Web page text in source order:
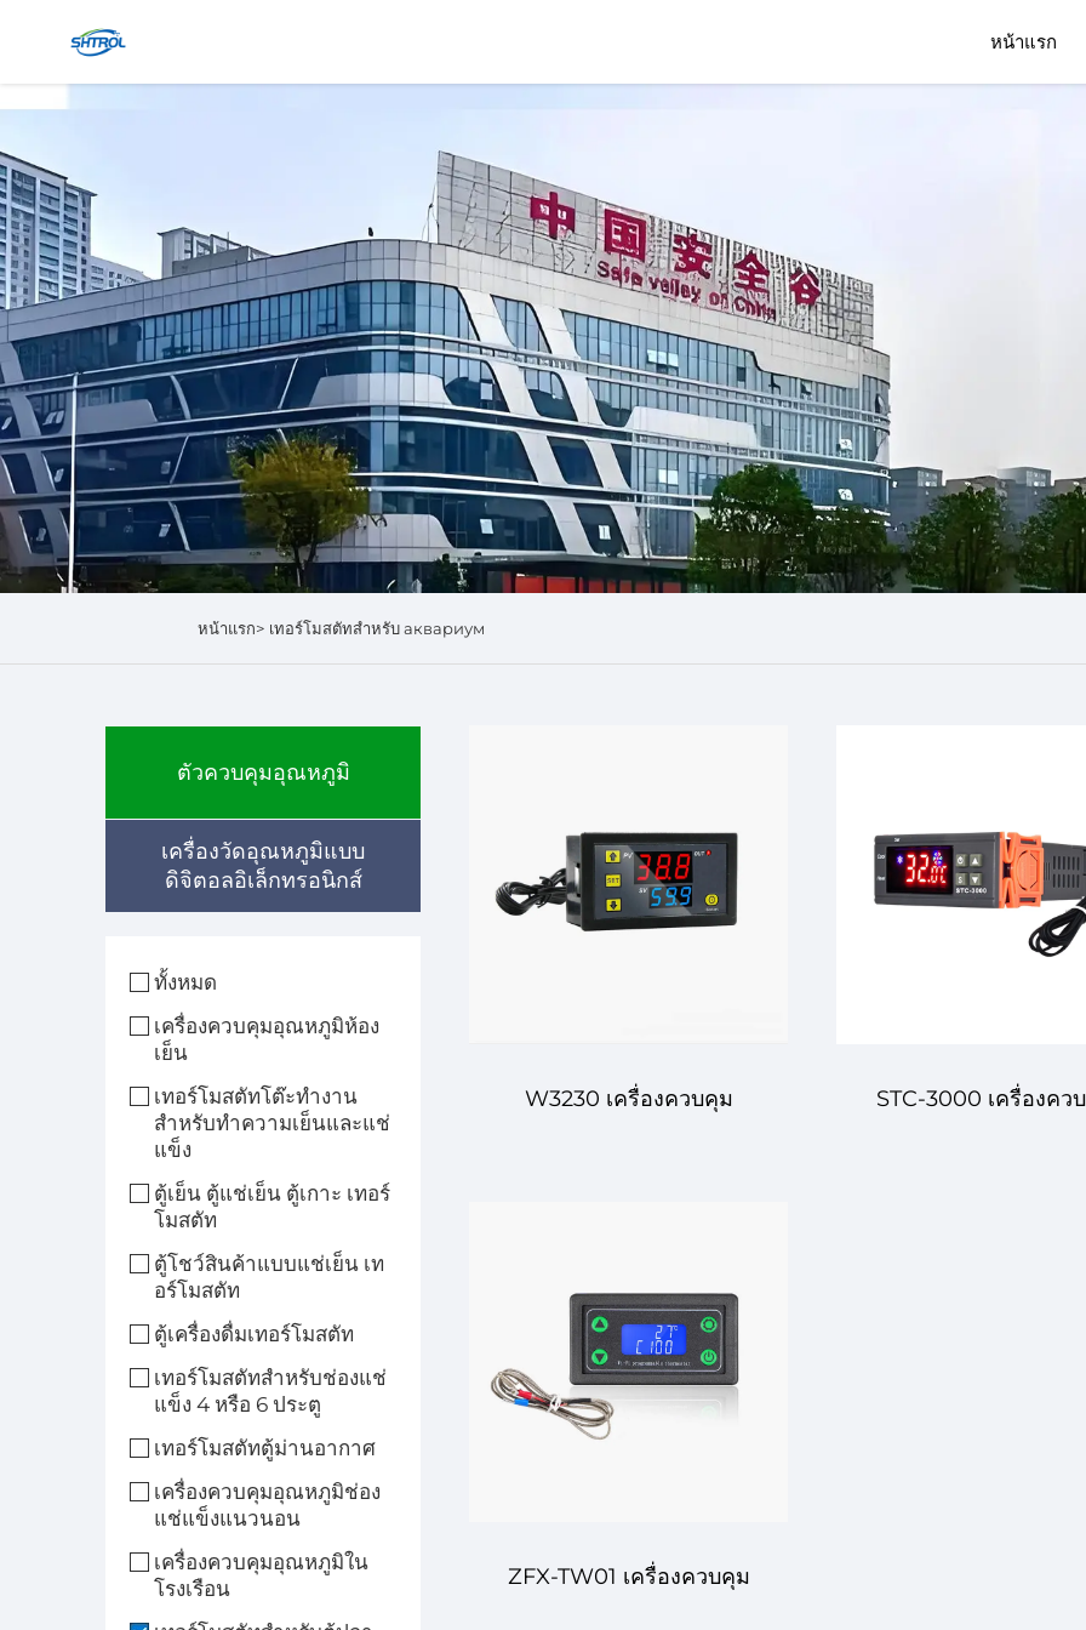
หน้าแรก
หน้าแรก> เทอร์โมสตัทสำหรับ аквариум
ตัวควบคุมอุณหภูมิ
เครื่องวัดอุณหภูมิแบบ
ดิจิตอลอิเล็กทรอนิกส์
ทั้งหมด
เครื่องควบคุมอุณหภูมิห้อง
เย็น
เทอร์โมสตัทโต๊ะทำงาน
สำหรับทำความเย็นและแช่
แข็ง
ตู้เย็น ตู้แช่เย็น ตู้เกาะ​ เทอร์
โมสตัท
ตู้โชว์สินค้าแบบแช่เย็น เท
อร์โมสตัท
ตู้เครื่องดื่มเทอร์โมสตัท
เทอร์โมสตัทสำหรับช่องแช่
แข็ง 4 หรือ 6 ประตู
เทอร์โมสตัทตู้ม่านอากาศ
เครื่องควบคุมอุณหภูมิช่อง
แช่แข็งแนวนอน
เครื่องควบคุมอุณหภูมิใน
โรงเรือน
W3230 เครื่องควบคุม
แม่นยำ
STC-3000 เครื่องคว
ZFX-TW01 เครื่องควบคุม